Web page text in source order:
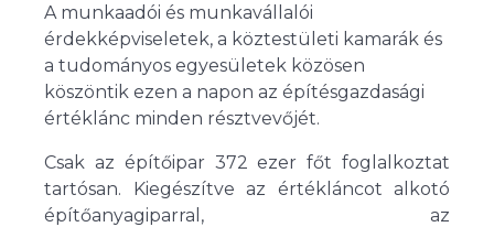
A munkaadói és munkavállalói
érdekképviseletek, a köztestületi kamarák és
a tudományos egyesületek közösen
köszöntik ezen a napon az építésgazdasági
értéklánc minden résztvevőjét.
Csak az építőipar 372 ezer főt foglalkoztat
tartósan. Kiegészítve az értékláncot alkotó
építőanyagiparral, az